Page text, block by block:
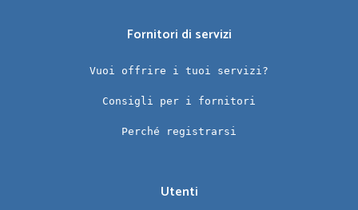
Fornitori di servizi
Vuoi offrire i tuoi servizi?
Consigli per i fornitori
Perché registrarsi
Utenti